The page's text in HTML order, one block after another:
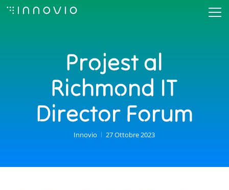
Skip
Projest al
Richmond IT
Director Forum
Innovio 27 Ottobre 2023